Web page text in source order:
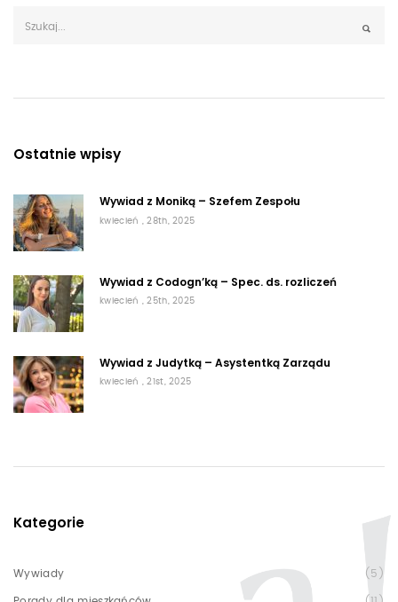
Ostatnie wpisy
Wywiad z Moniką – Szefem Zespołu
kwiecień , 28th, 2025
Wywiad z Codogn’ką – Spec. ds. rozliczeń
kwiecień , 25th, 2025
Wywiad z Judytką – Asystentką Zarządu
kwiecień , 21st, 2025
Kategorie
Wywiady (5)